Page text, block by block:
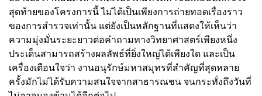
สุดท้ายของโครงการนี้ ไม่ได้เป็นเพียงการถ่ายทอดเรื่องราว
ของการสำรวจเท่านั้น แต่ยังเป็นหลักฐานที่แสดงให้เห็นว่า
ความมุ่งมั่นระยะยาวต่อคำถามทางวิทยาศาสตร์เพียงหนึ่ง
ประเด็นสามารถสร้างผลลัพธ์ที่ยิ่งใหญ่ได้เพียงใด และเป็น
เครื่องเตือนใจว่า งานอนุรักษ์มหาสมุทรที่สำคัญที่สุดหลาย
ครั้งมักไม่ได้รับความสนใจจากสาธารณชน จนกระทั่งถึงวันที่